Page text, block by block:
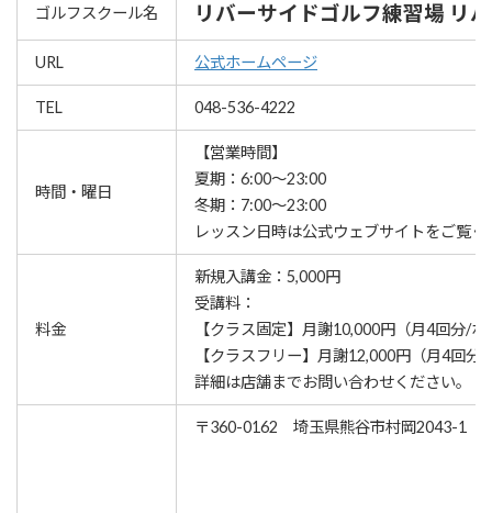
ゴルフスクール名 リバーサイドゴルフ練習場 リ
URL 公式ホームページ
TEL 048-536-4222
時間・曜日
【営業時間】
夏期：6:00～23:00
冬期：7:00～23:00
レッスン⽇時は公式ウェブサイトをご覧く
料金
新規入講金：5,000円
受講料：
【クラス固定】月謝10,000円（月4回分/
【クラスフリー】月謝12,000円（月4回分
詳細は店舗までお問い合わせください。
〒360-0162 埼玉県熊谷市村岡2043-1